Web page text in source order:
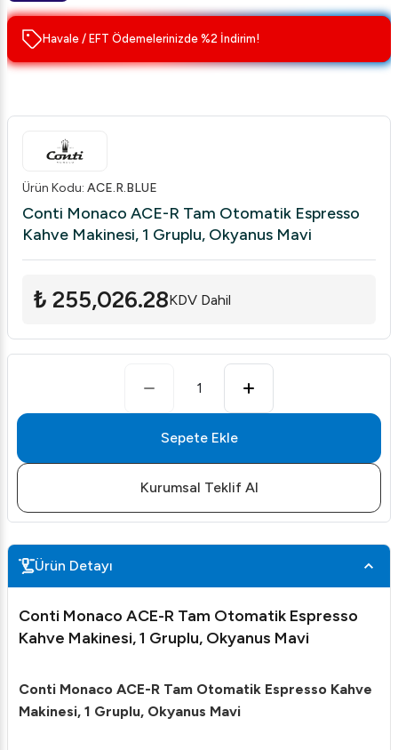
Havale / EFT Ödemelerinizde %2 İndirim!
Ürün Kodu: ACE.R.BLUE
Conti Monaco ACE-R Tam Otomatik Espresso
Kahve Makinesi, 1 Gruplu, Okyanus Mavi
₺ 255,026.28KDV Dahil
1
Sepete Ekle
Kurumsal Teklif Al
Ürün Detayı
Conti Monaco ACE-R Tam Otomatik Espresso
Kahve Makinesi, 1 Gruplu, Okyanus Mavi
Conti Monaco ACE-R Tam Otomatik Espresso Kahve
Makinesi, 1 Gruplu, Okyanus Mavi